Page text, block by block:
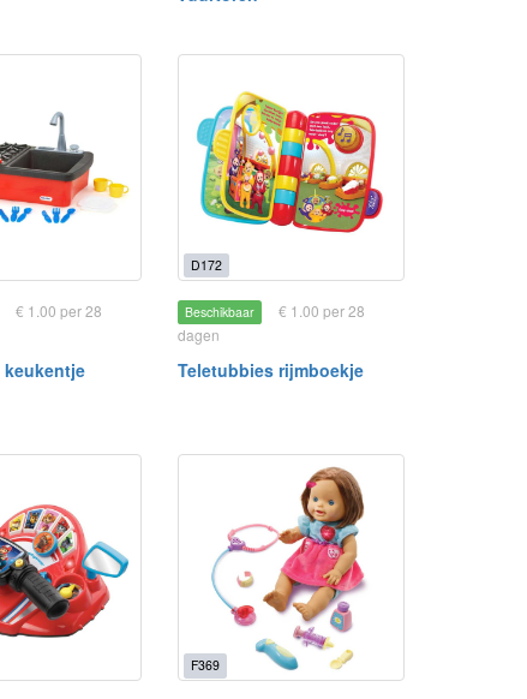
€ 1.00 per 28
D172
Beschikbaar
€ 1.00 per 28
dagen
Teletubbies rijmboekje
F369